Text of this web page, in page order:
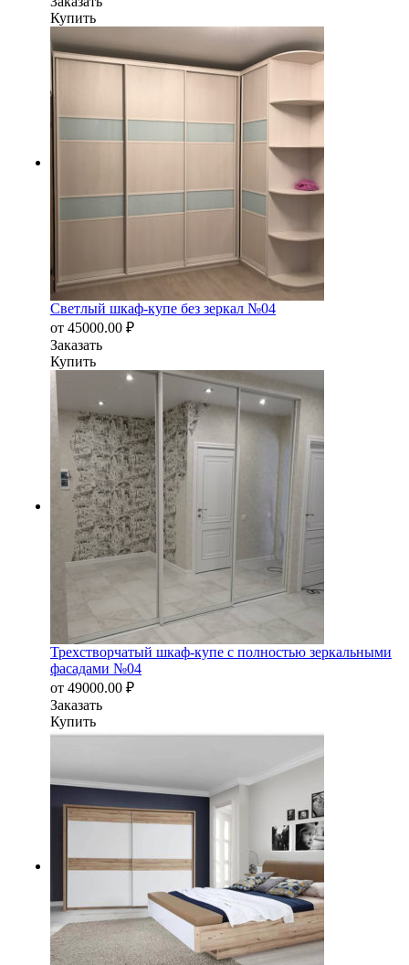
Купить
Светлый шкаф-купе без зеркал №04
от 45000.00 ₽
Заказать
Купить
Трехстворчатый шкаф-купе с полностью зеркальными
фасадами №04
от 49000.00 ₽
Заказать
Купить